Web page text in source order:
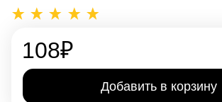
108₽
Добавить в корзину